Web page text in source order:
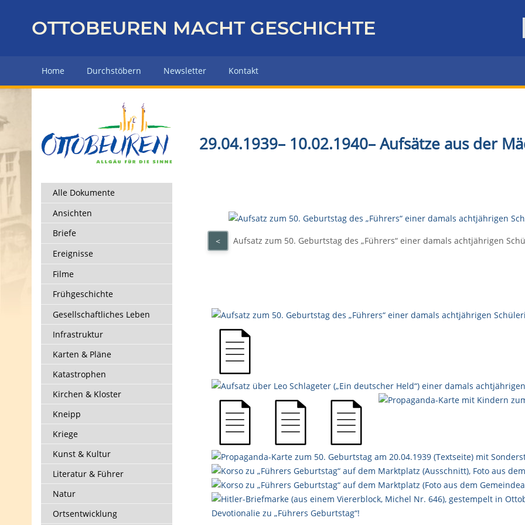
z
r
H
u
p
e
OTTOBEUREN MACHT GESCHICHTE
Home Durchstöbern Newsletter Kontakt
Alle Dokumente
Ansichten
Briefe
Ereignisse
Filme
Frühgeschichte
Gesellschaftliches Leben
Infrastruktur
Karten & Pläne
Katastrophen
Kirchen & Kloster
Kneipp
Kriege
Kunst & Kultur
Literatur & Führer
Natur
Ortsentwicklung
29.04.1939– 10.02.1940– Aufsätze aus der
Aufsatz zum 50. Geburtstag des „Führers“ einer damals achtjährigen
<